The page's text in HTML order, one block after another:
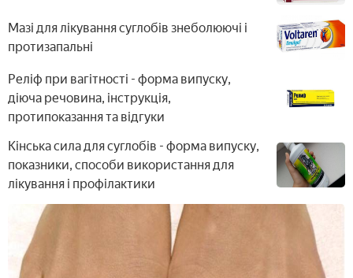
Мазі для лікування суглобів знеболюючі і
протизапальні
Реліф при вагітності - форма випуску,
діюча речовина, інструкція,
протипоказання та відгуки
Кінська сила для суглобів - форма випуску,
показники, способи використання для
лікування і профілактики